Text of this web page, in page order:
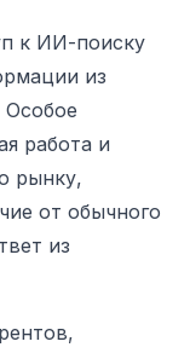
к ИИ-поиску
из
Особое
работа и
рынку,
от обычного
из